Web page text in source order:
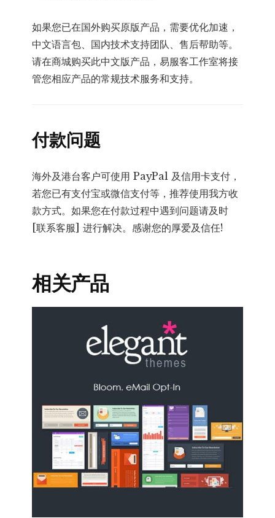
如果您已在国外购买原版产品，需要优化加速，
中文语言包、国内技术支持团队、售后帮助等。
请在商城购买此中文版产品，易服客工作室将接
管您相应产品的常规技术服务和支持。
付款问题
海外及港台客户可使用 PayPal 及信用卡支付，
若您已有支付宝或微信支付等，推荐使用我方收
款方式。如果您在付款过程中遇到问题请及时
[联系客服] 进行解决。感谢您的厚爱及信任!
相关产品